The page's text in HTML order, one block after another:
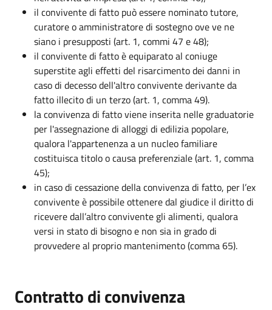
il convivente di fatto può essere nominato tutore,
curatore o amministratore di sostegno ove ve ne
siano i presupposti (art. 1, commi 47 e 48);
il convivente di fatto è equiparato al coniuge
superstite agli effetti del risarcimento dei danni in
caso di decesso dell'altro convivente derivante da
fatto illecito di un terzo (art. 1, comma 49).
la convivenza di fatto viene inserita nelle graduatorie
per l'assegnazione di alloggi di edilizia popolare,
qualora l'appartenenza a un nucleo familiare
costituisca titolo o causa preferenziale (art. 1, comma
45);
in caso di cessazione della convivenza di fatto, per l’ex
convivente è possibile ottenere dal giudice il diritto di
ricevere dall’altro convivente gli alimenti, qualora
versi in stato di bisogno e non sia in grado di
provvedere al proprio mantenimento (comma 65).
Contratto di convivenza